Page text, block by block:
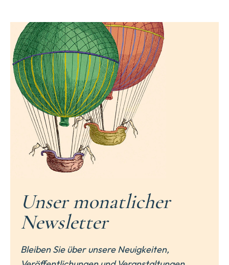
Unser monatlicher
Newsletter
Bleiben Sie über unsere Neuigkeiten,